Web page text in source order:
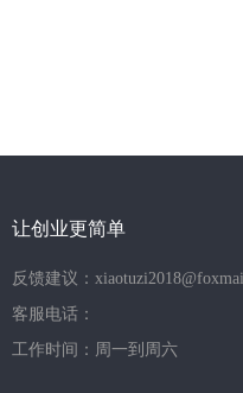
让创业更简单
反馈建议：
客服电话：
工作时间：周一到周六